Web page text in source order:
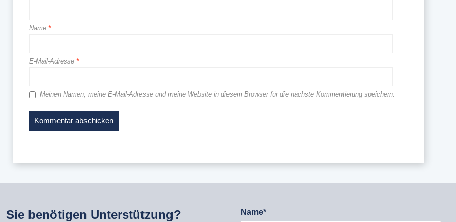
Name *
E-Mail-Adresse *
Meinen Namen, meine E-Mail-Adresse und meine Website in diesem Browser für die nächste Kommentierung speichern.
Sie benötigen Unterstützung? Name*